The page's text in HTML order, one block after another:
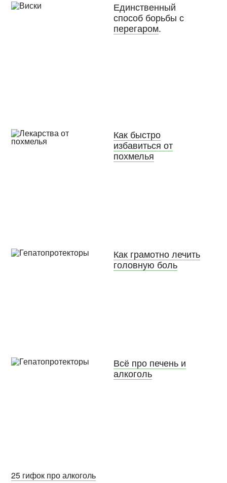
Единственный
способ борьбы с
перегаром.
Как быстро
избавиться от
похмелья
Как грамотно лечить
головную боль
Всё про печень и
алкоголь
25 гифок про алкоголь